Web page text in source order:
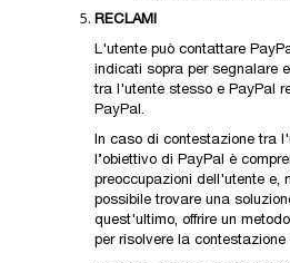
RECLAMI
L'utente può contattare
indicati sopra per segnalare
tra l'utente stesso e PayPal
PayPal.
In caso di contestazione tra
l’obiettivo di PayPal è
preoccupazioni dell'utente e,
possibile trovare una
quest'ultimo, offrire un
per risolvere la contestazione